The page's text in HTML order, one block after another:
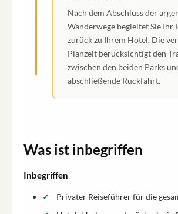
Nach dem Abschluss der
Wanderwege begleitet Sie Ihr
zurück zu Ihrem Hotel. Die
Planzeit berücksichtigt den
zwischen den beiden Parks
abschließende Rückfahrt.
Was ist inbegriffen
Inbegriffen
Privater Reiseführer für die